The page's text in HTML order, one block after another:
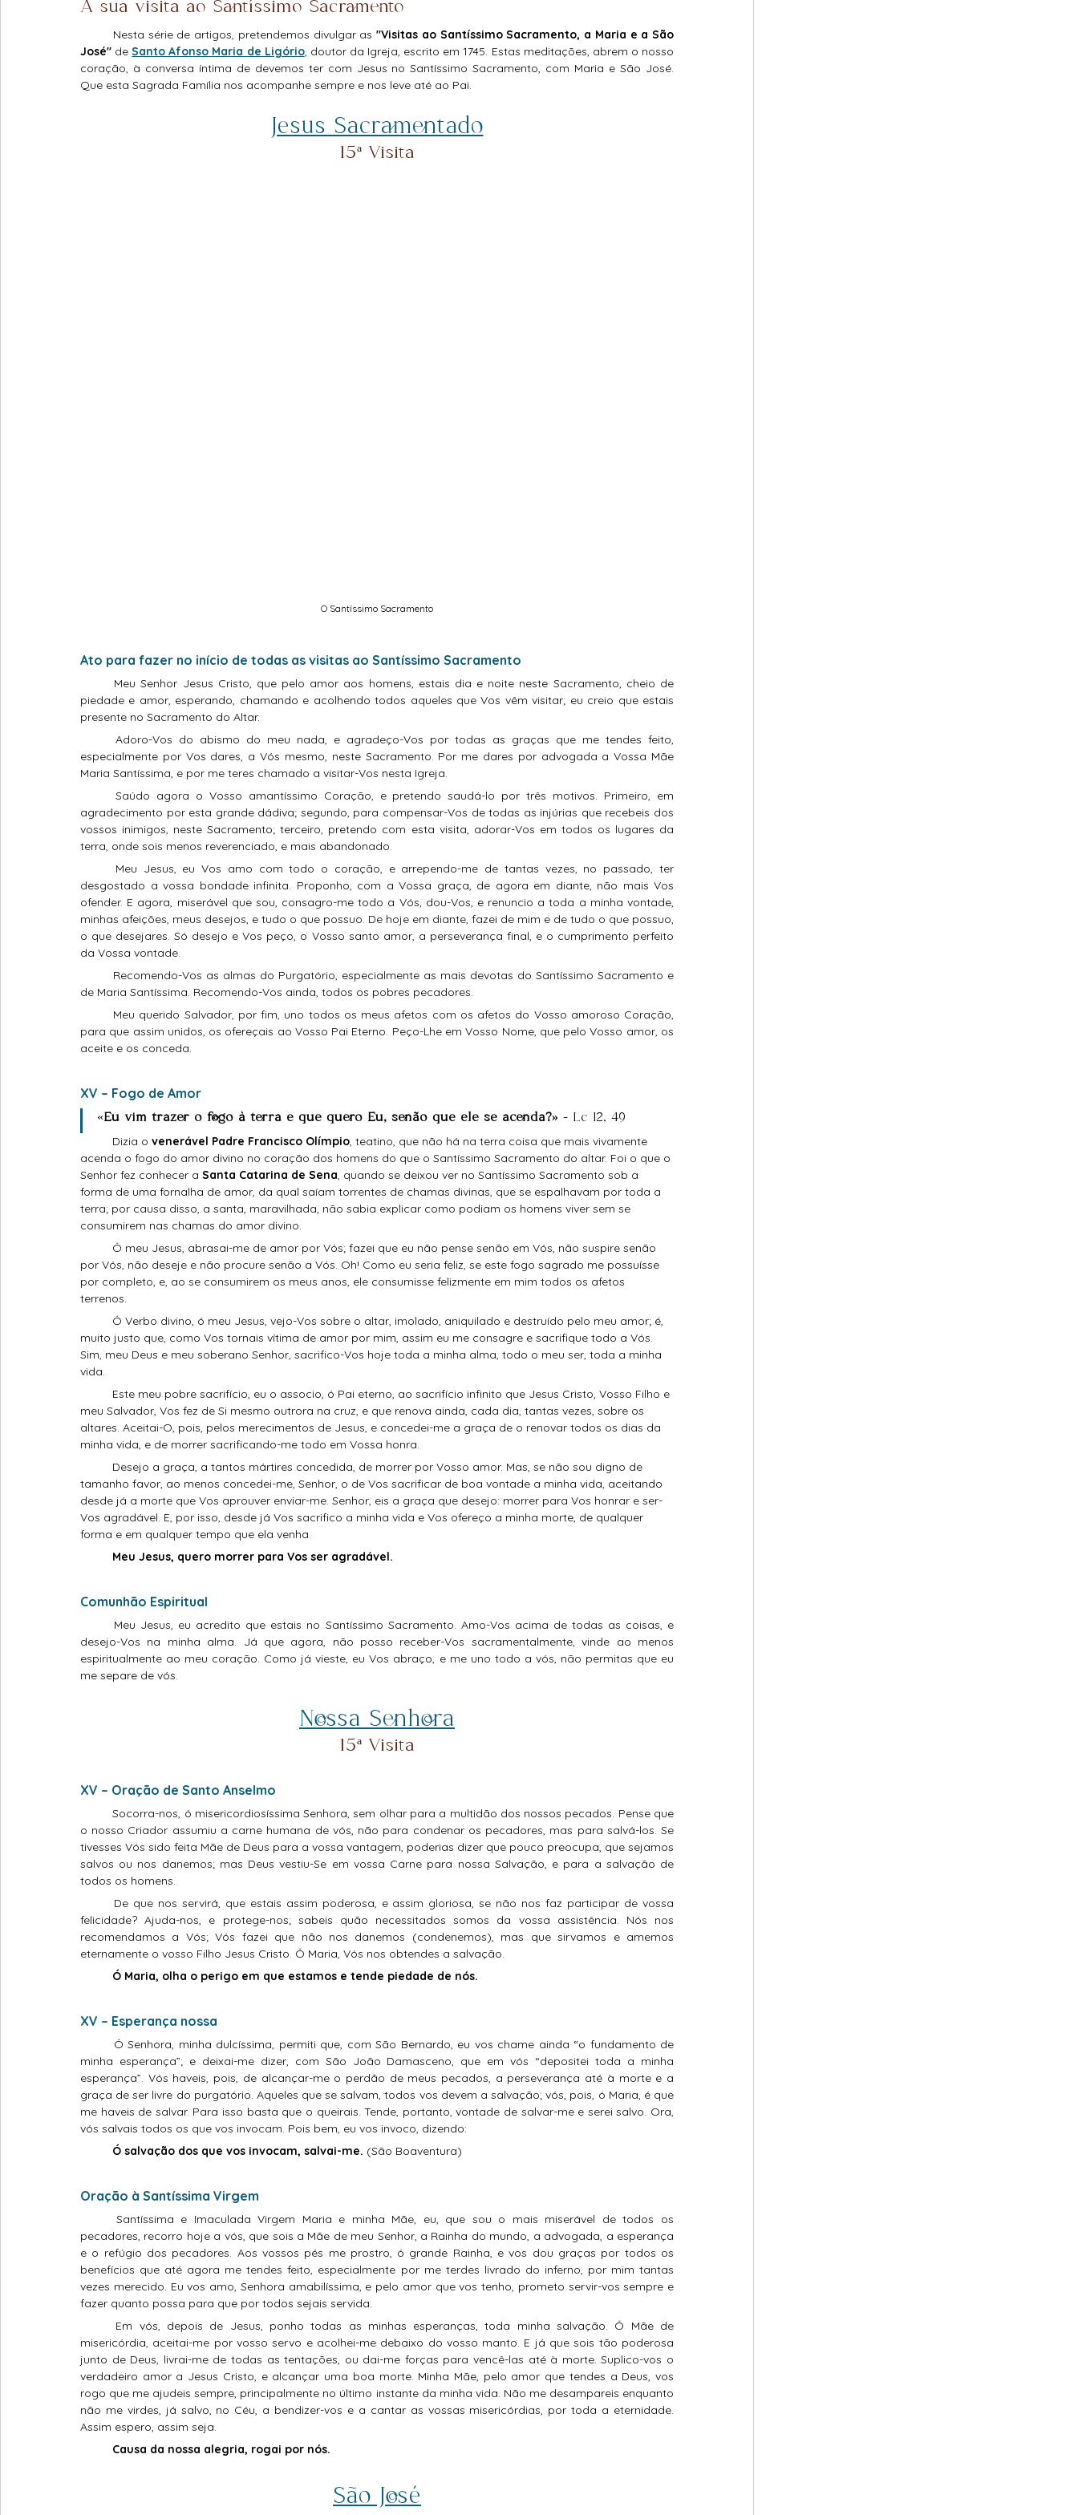
Notícias Católicas Catequese Santoral Oração
A sua visita ao Santíssimo Sacramento
	Nesta série de artigos, pretendemos divulgar as
"Visitas ao Santíssimo Sacramento, a Maria e a São
José" de Santo Afonso Maria de Ligório, doutor da Igreja, escrito em 1745. Estas meditações, abrem o nosso
coração, à conversa íntima de devemos ter com Jesus no Santíssimo Sacramento, com Maria e São José.
Que esta Sagrada Família nos acompanhe sempre e nos leve até ao Pai.
Jesus Sacramentado
15ª Visita
O Santíssimo Sacramento
Ato para fazer no início de todas as visitas ao Santíssimo Sacramento
piedade e amor, esperando, chamando e acolhendo todos aqueles que Vos vêm visitar; eu creio que estais
presente no Sacramento do Altar.
especialmente por Vos dares, a Vós mesmo, neste Sacramento. Por me dares por advogada a Vossa Mãe
Maria Santíssima, e por me teres chamado a visitar-Vos nesta Igreja.
agradecimento por esta grande dádiva; segundo, para compensar-Vos de todas as injúrias que recebeis dos
vossos inimigos, neste Sacramento; terceiro, pretendo com esta visita, adorar-Vos em todos os lugares da
terra, onde sois menos reverenciado, e mais abandonado.
	Meu Jesus, eu Vos amo com todo o coração, e arrependo-me de
tantas vezes, no passado, ter
desgostado a vossa bondade infinita. Proponho, com a Vossa graça, de agora em diante, não mais Vos
ofender. E agora, miserável que sou, consagro-me todo a Vós, dou-Vos, e renuncio a toda a minha vontade,
minhas afeições, meus desejos, e tudo o que possuo. De hoje em diante, fazei de mim e de tudo o que possuo,
o que desejares. Só desejo e Vos peço, o Vosso santo amor, a perseverança final, e o cumprimento perfeito
da Vossa vontade.
de Maria Santíssima. Recomendo-Vos ainda, todos os pobres pecadores.
para que assim unidos, os ofereçais ao Vosso Pai Eterno. Peço-Lhe em Vosso Nome, que pelo Vosso amor, os
aceite e os conceda.
XV – Fogo de Amor
«Eu vim trazer o fogo à terra e que quero Eu, senão que ele se acenda?» - Lc 12, 49
	Dizia o
venerável Padre Francisco Olímpio, teatino, que não há na terra coisa que mais vivamente
acenda o fogo do amor divino no coração dos homens do que o Santíssimo Sacramento do altar. Foi o que o
Senhor fez conhecer a Santa Catarina de Sena, quando se deixou ver no Santíssimo Sacramento sob a
forma de uma fornalha de amor, da qual saíam torrentes de chamas divinas, que se espalhavam por toda a
terra; por causa disso, a santa, maravilhada, não sabia explicar como podiam os homens viver sem se
consumirem nas chamas do amor divino.
por Vós, não deseje e não procure senão a Vós. Oh! Como eu seria feliz, se este fogo sagrado me possuísse
por completo, e, ao se consumirem os meus anos, ele consumisse felizmente em mim todos os afetos
terrenos.
muito justo que, como Vos tornais vítima de amor por mim, assim eu me consagre e sacrifique todo a Vós.
Sim, meu Deus e meu soberano Senhor, sacrifico-Vos hoje toda a minha alma, todo o meu ser, toda a minha
vida.
meu Salvador, Vos fez de Si mesmo outrora na cruz, e que renova ainda, cada dia, tantas vezes, sobre os
altares. Aceitai-O, pois, pelos merecimentos de Jesus, e concedei-me a graça de o renovar todos os dias da
minha vida, e de morrer sacrificando-me todo em Vossa honra.
tamanho favor, ao menos concedei-me, Senhor, o de Vos sacrificar de boa vontade a minha vida, aceitando
desde já a morte que Vos aprouver enviar-me. Senhor, eis a graça que desejo: morrer para Vos honrar e ser-
Vos agradável. E, por isso, desde já Vos sacrifico a minha vida e Vos ofereço a minha morte, de qualquer
forma e em qualquer tempo que ela venha.
	Meu Jesus, quero morrer para Vos ser agradável.
Comunhão Espiritual
desejo-Vos na minha alma. Já que agora, não posso receber-Vos sacramentalmente, vinde ao menos
espiritualmente ao meu coração. Como já vieste, eu Vos abraço, e me uno todo a vós, não permitas que eu
me separe de vós.
Nossa Senhora
15ª Visita
XV – Oração de Santo Anselmo
Socorra-nos, ó misericordiosíssima Senhora, sem olhar para a multidão dos nossos pecados. Pense que
o nosso Criador assumiu a carne humana de vós, não para condenar os pecadores, mas para salvá-los. Se
tivesses Vós sido feita Mãe de Deus para a vossa vantagem, poderias dizer que pouco preocupa, que sejamos
salvos ou nos danemos; mas Deus vestiu-Se em vossa Carne para nossa Salvação, e para a salvação de
todos os homens.
felicidade? Ajuda-nos, e protege-nos; sabeis quão necessitados somos da vossa assistência. Nós nos
recomendamos a Vós; Vós fazei que não nos danemos (condenemos), mas que sirvamos e amemos
eternamente o vosso Filho Jesus Cristo. Ó Maria, Vós nos obtendes a salvação.
	Ó Maria, olha o perigo em que estamos e tende piedade de nós.
XV – Esperança nossa
minha esperança”; e deixai-me dizer, com São João Damasceno, que em vós “depositei toda a minha
esperança”. Vós haveis, pois, de alcançar-me o perdão de meus pecados, a perseverança até à morte e a
graça de ser livre do purgatório. Aqueles que se salvam, todos vos devem a salvação; vós, pois, ó Maria, é que
me haveis de salvar. Para isso basta que o queirais. Tende, portanto, vontade de salvar-me e serei salvo. Ora,
vós salvais todos os que vos invocam. Pois bem, eu vos invoco, dizendo:
Ó salvação dos que vos invocam, salvai-me. (São Boaventura)
Oração à Santíssima Virgem
pecadores, recorro hoje a vós, que sois a Mãe de meu Senhor, a Rainha do mundo, a advogada, a esperança
e o refúgio dos pecadores. Aos vossos pés me prostro, ó grande Rainha, e vos dou graças por todos os
benefícios que até agora me tendes feito, especialmente por me terdes livrado do inferno, por mim tantas
vezes merecido. Eu vos amo, Senhora amabilíssima, e pelo amor que vos tenho, prometo servir-vos sempre e
fazer quanto possa para que por todos sejais servida.
misericórdia, aceitai-me por vosso servo e acolhei-me debaixo do vosso manto. E já que sois tão poderosa
junto de Deus, livrai-me de todas as tentações, ou dai-me forças para vencê-las até à morte. Suplico-vos o
verdadeiro amor a Jesus Cristo, e alcançar uma boa morte. Minha Mãe, pelo amor que tendes a Deus, vos
rogo que me ajudeis sempre, principalmente no último instante da minha vida. Não me desampareis enquanto
não me virdes, já salvo, no Céu, a bendizer-vos e a cantar as vossas misericórdias, por toda a eternidade.
Assim espero, assim seja.
	Causa da nossa alegria, rogai por nós.
São José